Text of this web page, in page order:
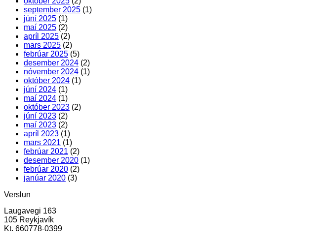
september 2025 (1)
júní 2025 (1)
maí 2025 (2)
apríl 2025 (2)
mars 2025 (2)
febrúar 2025 (5)
desember 2024 (2)
nóvember 2024 (1)
október 2024 (1)
júní 2024 (1)
maí 2024 (1)
október 2023 (2)
júní 2023 (2)
maí 2023 (2)
apríl 2023 (1)
mars 2021 (1)
febrúar 2021 (2)
desember 2020 (1)
febrúar 2020 (2)
janúar 2020 (3)
Verslun
Laugavegi 163
105 Reykjavík
Kt. 660778-0399